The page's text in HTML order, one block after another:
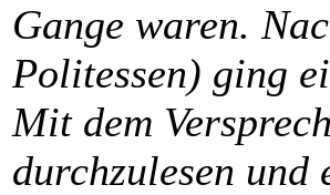
Gange waren.
Politessen) ging
Mit dem
durchzulesen und